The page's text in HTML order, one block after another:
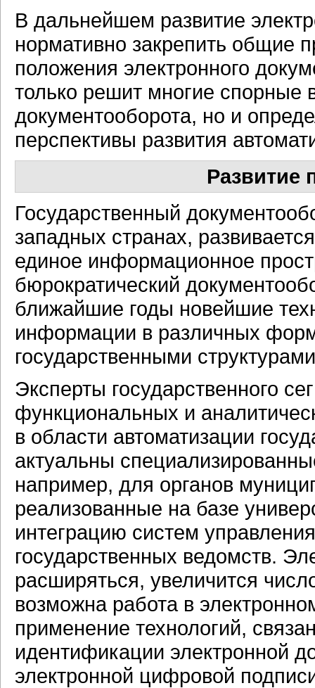
В дальнейшем развитие
нормативно закрепить общие
положения электронного
только решит многие спорные
документооборота, но и
перспективы развития
Развитие
Государственный
западных странах,
единое информационное
бюрократический
ближайшие годы новейшие
информации в различных
государственными
Эксперты государственного
функциональных и
в области автоматизации
актуальны
например, для органов
реализованные на базе
интеграцию систем
государственных ведомств.
расширяться, увеличится
возможна работа в
применение технологий,
идентификации электронной
электронной цифровой